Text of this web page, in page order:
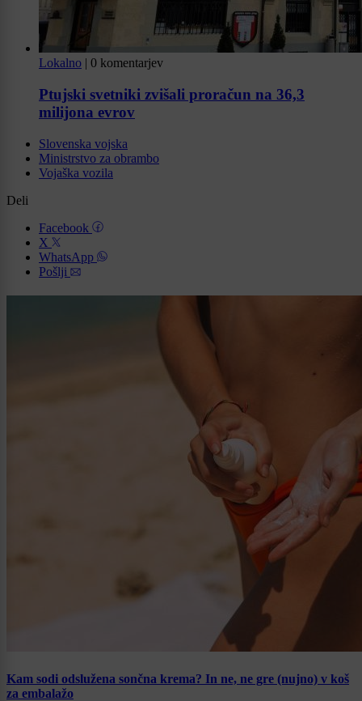
Lokalno | 0 komentarjev
Ptujski svetniki zvišali proračun na 36,3
milijona evrov
Slovenska vojska
Ministrstvo za obrambo
Vojaška vozila
Deli
Facebook
X
WhatsApp
Pošlji
Kam sodi odslužena sončna krema? In ne, ne gre (nujno) v koš
za embalažo